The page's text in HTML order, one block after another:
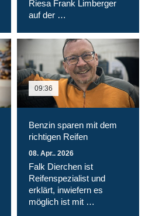
Riesa Frank Limberger
auf der …
09:36
Benzin sparen mit dem
richtigen Reifen
08. Apr.. 2026
Falk Dierchen ist
Reifenspezialist und
erklärt, inwiefern es
möglich ist mit …